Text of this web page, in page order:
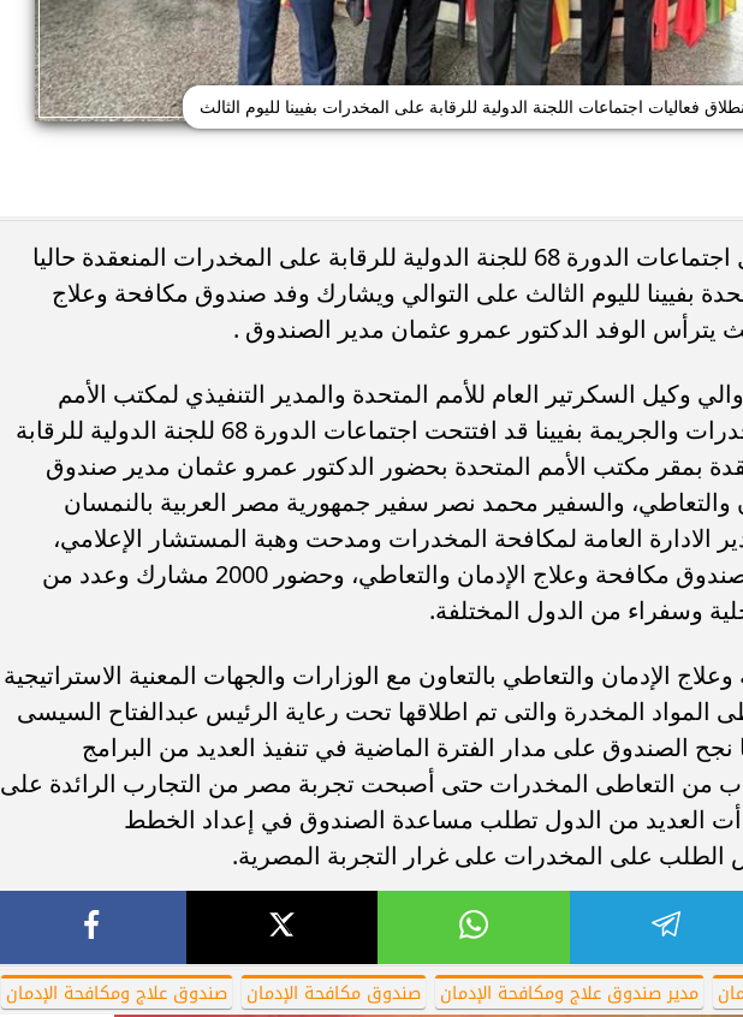
فعاليات اجتماعات اللجنة الدولية للرقابة على المخدرات بفيينا لليوم الثالث
تستمر فعاليات أعمال اجتماعات الدورة 68 للجنة الدولية للرقابة على المخدرات المنعقدة حاليا
بفيينا لليوم الثالث على التوالي ويشارك وفد صندوق مكافحة وعلاج
يترأس الوفد الدكتور عمرو عثمان مدير الصندوق .
وكيل السكرتير العام للأمم المتحدة والمدير التنفيذي لمكتب الأمم
المتحدة المعني بالمخدرات والجريمة بفيينا قد افتتحت اجتماعات الدورة 68 للجنة الدولية للرقابة
بمقر مكتب الأمم المتحدة بحضور الدكتور عمرو عثمان مدير صندوق
والتعاطي، والسفير محمد نصر سفير جمهورية مصر العربية بالنمسان
الادارة العامة لمكافحة المخدرات ومدحت وهبة المستشار الإعلامي،
والمتحدث الرسمى لصندوق مكافحة وعلاج الإدمان والتعاطي، وحضور 2000 مشارك وعدد من
وسفراء من الدول المختلفة.
الإدمان والتعاطي بالتعاون مع الوزارات والجهات المعنية الاستراتيجية
المواد المخدرة والتى تم اطلاقها تحت رعاية الرئيس عبدالفتاح السيسى
الصندوق على مدار الفترة الماضية في تنفيذ العديد من البرامج
من التعاطى المخدرات حتى أصبحت تجربة مصر من التجارب الرائدة على
العديد من الدول تطلب مساعدة الصندوق في إعداد الخطط
الطلب على المخدرات على غرار التجربة المصرية.
مدير صندوق علاج ومكافحة الإدمان صندوق مكافحة الإدمان صندوق علاج ومكافحة الإدمان